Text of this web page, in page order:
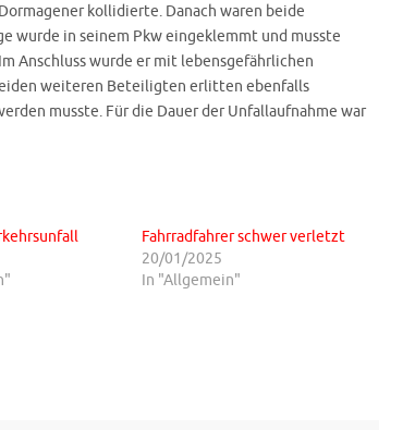
kollidierte. Danach waren beide
wurde in seinem Pkw eingeklemmt und musste
Anschluss wurde er mit lebensgefährlichen
weiteren Beteiligten erlitten ebenfalls
musste. Für die Dauer der Unfallaufnahme war
Fahrradfahrer schwer verletzt
20/01/2025
In "Allgemein"